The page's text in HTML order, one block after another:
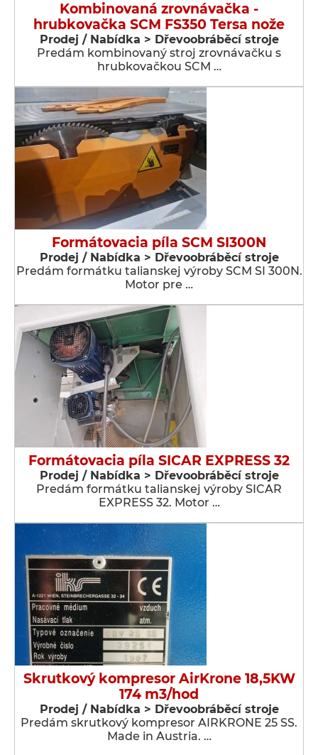
Kombinovaná zrovnávačka -
hrubkovačka SCM FS350 Tersa nože
Prodej / Nabídka > Dřevoobráběcí stroje
Predám kombinovaný stroj zrovnávačku s
hrubkovačkou SCM …
Formátovacia píla SCM SI300N
Prodej / Nabídka > Dřevoobráběcí stroje
Predám formátku talianskej výroby SCM SI 300N.
Motor pre …
Formátovacia píla SICAR EXPRESS 32
Prodej / Nabídka > Dřevoobráběcí stroje
Predám formátku talianskej výroby SICAR
EXPRESS 32. Motor …
Skrutkový kompresor AirKrone 18,5KW
174 m3/hod
Prodej / Nabídka > Dřevoobráběcí stroje
Predám skrutkový kompresor AIRKRONE 25 SS.
Made in Austria. …